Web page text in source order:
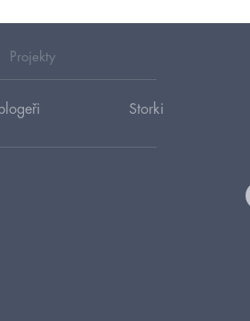
Projekty
Storki